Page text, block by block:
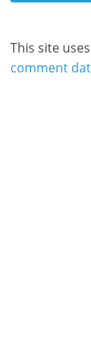
This site
comment